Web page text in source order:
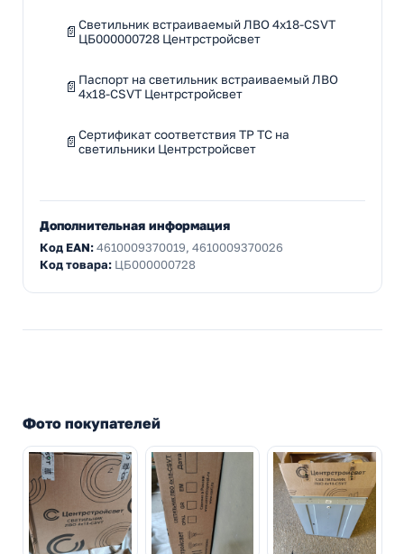
Светильник встраиваемый ЛВО 4х18-CSVT
ЦБ000000728 Центрстройсвет
Паспорт на светильник встраиваемый ЛВО
4х18-CSVT Центрстройсвет
Сертификат соответствия ТР ТС на
светильники Центрстройсвет
Дополнительная информация
Код EAN:4610009370019, 4610009370026
Код товара: ЦБ000000728
Фото покупателей